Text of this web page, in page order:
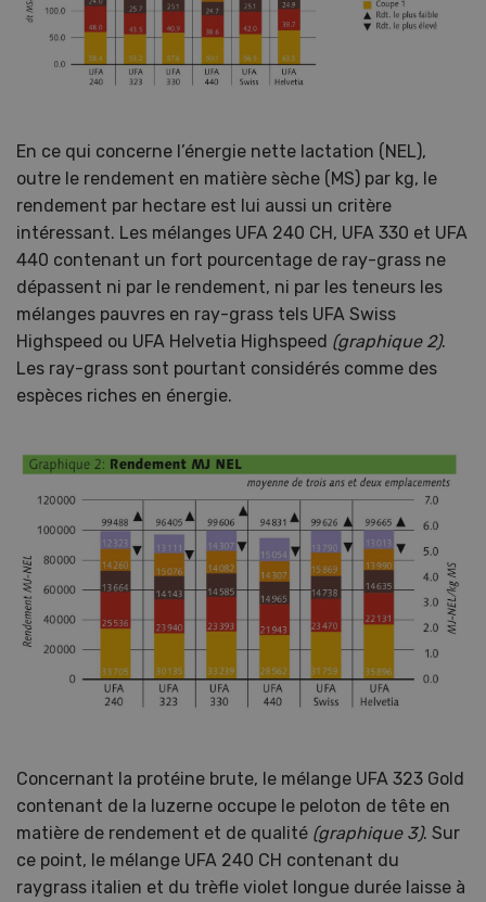
En ce qui concerne l’énergie nette lactation (NEL),
outre le rendement en matière sèche (MS) par kg, le
rendement par hectare est lui aussi un critère
intéressant. Les mélanges UFA 240 CH, UFA 330 et UFA
440 contenant un fort pourcentage de ray-grass ne
dépassent ni par le rendement, ni par les teneurs les
mélanges pauvres en ray-grass tels UFA Swiss
Highspeed ou UFA Helvetia Highspeed (graphique 2).
Les ray-grass sont pourtant considérés comme des
espèces riches en énergie.
Concernant la protéine brute, le mélange UFA 323 Gold
contenant de la luzerne occupe le peloton de tête en
matière de rendement et de qualité (graphique 3). Sur
ce point, le mélange UFA 240 CH contenant du
raygrass italien et du trèfle violet longue durée laisse à